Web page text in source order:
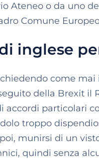
Ateneo o da uno
Comune
inglese
come
della Brexit il
accordi particolari
troppo
poi, munirsi di un
quindi senza